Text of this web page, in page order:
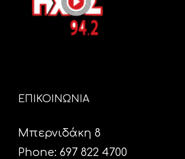
ΕΠΙΚΟΙΝΩΝΙΑ
Μπερνιδάκη 8
Phone: 697 822 4700